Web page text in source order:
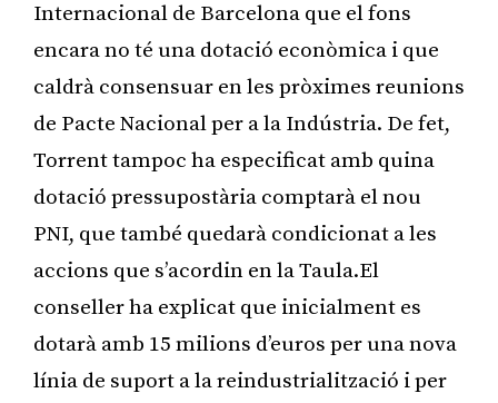
Internacional de Barcelona que el fons
encara no té una dotació econòmica i que
caldrà consensuar en les pròximes reunions
de Pacte Nacional per a la Indústria. De fet,
Torrent tampoc ha especificat amb quina
dotació pressupostària comptarà el nou
PNI, que també quedarà condicionat a les
accions que s’acordin en la Taula.El
conseller ha explicat que inicialment es
dotarà amb 15 milions d’euros per una nova
línia de suport a la reindustrialització i per